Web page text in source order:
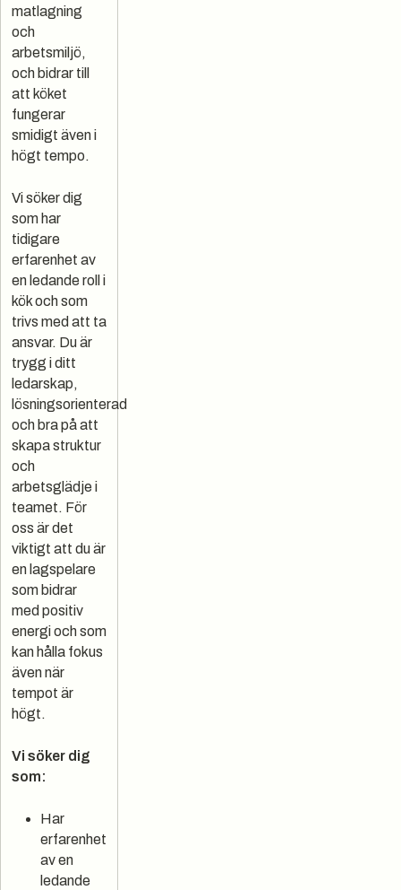
matlagning
och
arbetsmiljö,
och bidrar till
att köket
fungerar
smidigt även i
högt tempo.
Vi söker dig
som har
tidigare
erfarenhet av
en ledande roll i
kök och som
trivs med att ta
ansvar. Du är
trygg i ditt
ledarskap,
lösningsorienterad
och bra på att
skapa struktur
och
arbetsglädje i
teamet. För
oss är det
viktigt att du är
en lagspelare
som bidrar
med positiv
energi och som
kan hålla fokus
även när
tempot är
högt.
Vi söker dig
som:
Har
erfarenhet
av en
ledande